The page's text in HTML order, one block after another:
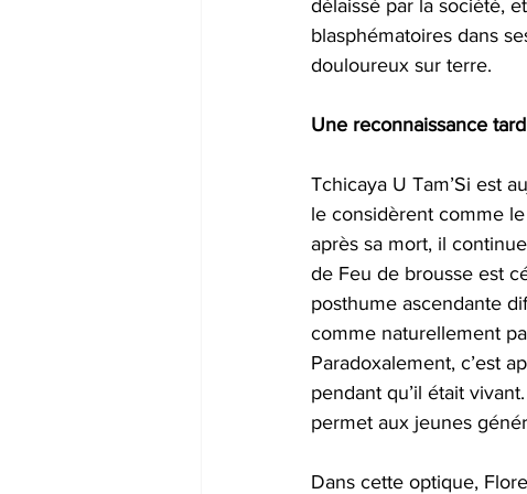
délaissé par la société,
blasphématoires dans
douloureux sur terre.
Une reconnaissance
Tchicaya U Tam’Si est
le considèrent comme
après sa mort, il
de Feu de brousse est
posthume ascendante
comme naturellement
Paradoxalement, c’est
pendant qu’il était
permet aux jeunes
Dans cette optique,